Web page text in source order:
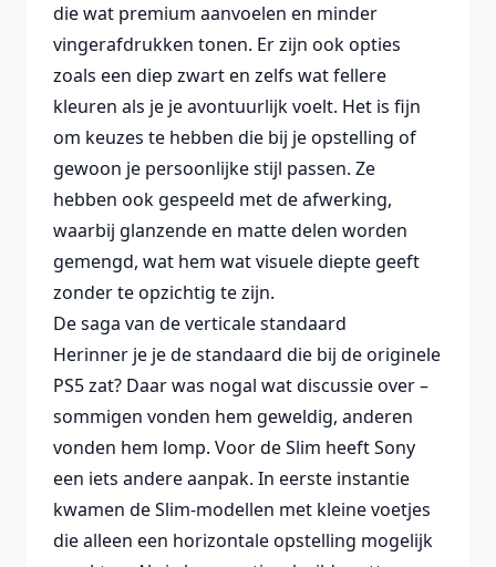
die wat premium aanvoelen en minder
vingerafdrukken tonen. Er zijn ook opties
zoals een diep zwart en zelfs wat fellere
kleuren als je je avontuurlijk voelt. Het is fijn
om keuzes te hebben die bij je opstelling of
gewoon je persoonlijke stijl passen. Ze
hebben ook gespeeld met de afwerking,
waarbij glanzende en matte delen worden
gemengd, wat hem wat visuele diepte geeft
zonder te opzichtig te zijn.
De saga van de verticale standaard
Herinner je je de standaard die bij de originele
PS5 zat? Daar was nogal wat discussie over –
sommigen vonden hem geweldig, anderen
vonden hem lomp. Voor de Slim heeft Sony
een iets andere aanpak. In eerste instantie
kwamen de Slim-modellen met kleine voetjes
die alleen een horizontale opstelling mogelijk